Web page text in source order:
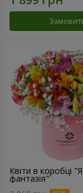
Квіти в коробці
фантазія"